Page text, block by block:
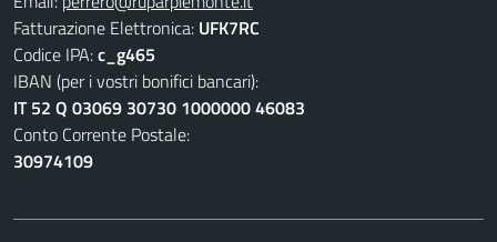
Fatturazione Elettronica: UFK7RC
Codice IPA:c_g465
IBAN (per i vostri bonifici bancari):
IT 52 Q 03069 30730 1000000 46083
Conto Corrente Postale:
30974109